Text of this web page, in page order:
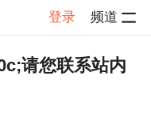
登录 频道
请您联系站内